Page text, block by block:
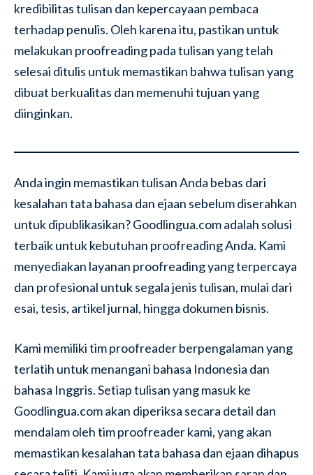
kredibilitas tulisan dan kepercayaan pembaca
terhadap penulis. Oleh karena itu, pastikan untuk
melakukan proofreading pada tulisan yang telah
selesai ditulis untuk memastikan bahwa tulisan yang
dibuat berkualitas dan memenuhi tujuan yang
diinginkan.
Anda ingin memastikan tulisan Anda bebas dari
kesalahan tata bahasa dan ejaan sebelum diserahkan
untuk dipublikasikan? Goodlingua.com adalah solusi
terbaik untuk kebutuhan proofreading Anda. Kami
menyediakan layanan proofreading yang terpercaya
dan profesional untuk segala jenis tulisan, mulai dari
esai, tesis, artikel jurnal, hingga dokumen bisnis.
Kami memiliki tim proofreader berpengalaman yang
terlatih untuk menangani bahasa Indonesia dan
bahasa Inggris. Setiap tulisan yang masuk ke
Goodlingua.com akan diperiksa secara detail dan
mendalam oleh tim proofreader kami, yang akan
memastikan kesalahan tata bahasa dan ejaan dihapus